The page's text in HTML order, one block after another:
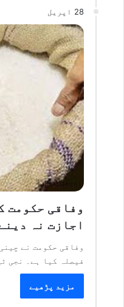
28 اپریل
وفاقی حکومت
اجازت نہ
وفاقی حکومت نے
فیصلہ کیا ہے۔ نجی
مزید پڑھیے